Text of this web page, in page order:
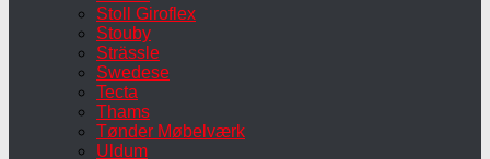
Stoll Giroflex
Stouby
Strässle
Swedese
Tecta
Thams
Tønder Møbelværk
Uldum